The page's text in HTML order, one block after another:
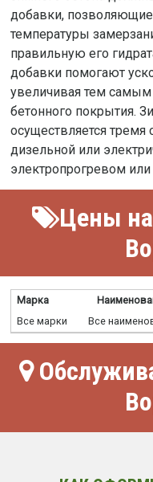
добавки,
температуры
правильную его
добавки помогают
увеличивая тем самым
бетонного покрытия.
осуществляется
дизельной или
электропрогревом
Цены
Марка
Все марки
Все